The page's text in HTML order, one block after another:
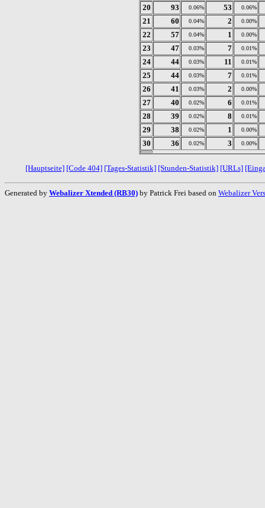
20 93 0.06% 53 0.06%
21 60 0.04% 2 0.00%
22 57 0.04% 1 0.00%
23 47 0.03% 7 0.01%
24 44 0.03% 11 0.01%
25 44 0.03% 7 0.01%
26 41 0.03% 2 0.00%
27 40 0.02% 6 0.01%
28 39 0.02% 8 0.01%
29 38 0.02% 1 0.00%
30 36 0.02% 3 0.00%
[Hauptseite] [Code 404] [Tages-Statistik] [Stunden-Statistik] [URLs]
Generated by Webalizer Xtended (RB30) by Patrick Frei based on Webalizer